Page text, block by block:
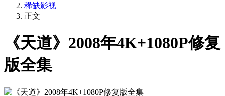
稀缺影视
正文
《天道》2008年4K+1080P修复
版全集